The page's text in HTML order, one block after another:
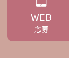
WEB
応募